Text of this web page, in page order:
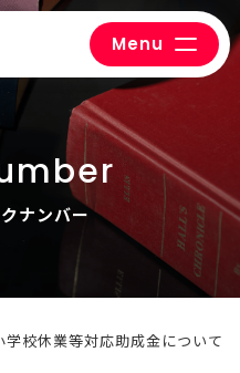
Menu
ナンバー
校休業等対応助成金について